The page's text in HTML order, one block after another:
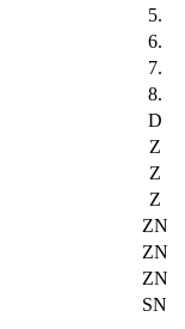
5.
6.
7.
8.
D
Z
Z
Z
ZN
ZN
ZN
SN